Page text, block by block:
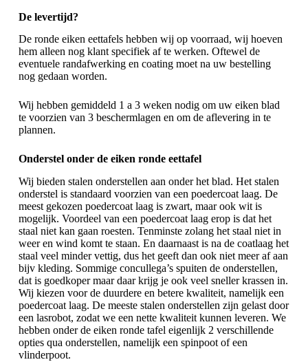
De levertijd?
De ronde eiken eettafels hebben wij op voorraad, wij hoeven
hem alleen nog klant specifiek af te werken. Oftewel de
eventuele randafwerking en coating moet na uw bestelling
nog gedaan worden.
Wij hebben gemiddeld 1 a 3 weken nodig om uw eiken blad
te voorzien van 3 beschermlagen en om de aflevering in te
plannen.
Onderstel onder de eiken ronde eettafel
Wij bieden stalen onderstellen aan onder het blad. Het stalen
onderstel is standaard voorzien van een poedercoat laag. De
meest gekozen poedercoat laag is zwart, maar ook wit is
mogelijk. Voordeel van een poedercoat laag erop is dat het
staal niet kan gaan roesten. Tenminste zolang het staal niet in
weer en wind komt te staan. En daarnaast is na de coatlaag het
staal veel minder vettig, dus het geeft dan ook niet meer af aan
bijv kleding. Sommige concullega’s spuiten de onderstellen,
dat is goedkoper maar daar krijg je ook veel sneller krassen in.
Wij kiezen voor de duurdere en betere kwaliteit, namelijk een
poedercoat laag. De meeste stalen onderstellen zijn gelast door
een lasrobot, zodat we een nette kwaliteit kunnen leveren. We
hebben onder de eiken ronde tafel eigenlijk 2 verschillende
opties qua onderstellen, namelijk een spinpoot of een
vlinderpoot.